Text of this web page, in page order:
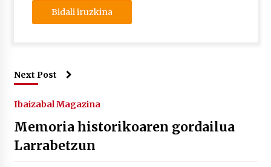
Next Post
Ibaizabal Magazina
Memoria historikoaren gordailua
Larrabetzun